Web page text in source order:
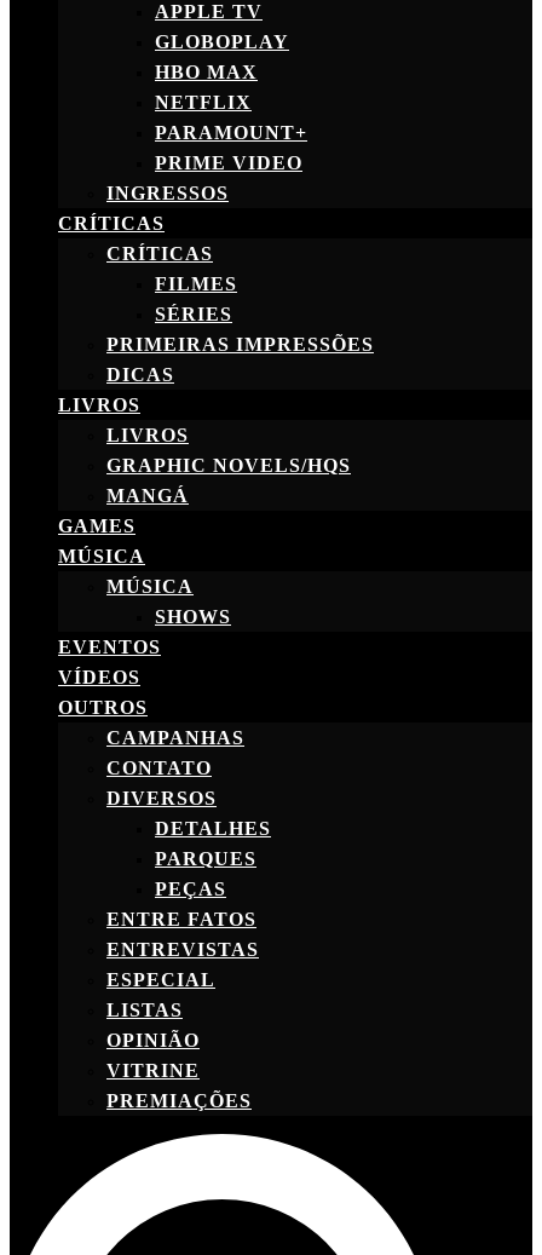
APPLE TV
GLOBOPLAY
HBO MAX
NETFLIX
PARAMOUNT+
PRIME VIDEO
INGRESSOS
CRÍTICAS
CRÍTICAS
FILMES
SÉRIES
PRIMEIRAS IMPRESSÕES
DICAS
LIVROS
LIVROS
GRAPHIC NOVELS/HQS
MANGÁ
GAMES
MÚSICA
MÚSICA
SHOWS
EVENTOS
VÍDEOS
OUTROS
CAMPANHAS
CONTATO
DIVERSOS
DETALHES
PARQUES
PEÇAS
ENTRE FATOS
ENTREVISTAS
ESPECIAL
LISTAS
OPINIÃO
VITRINE
PREMIAÇÕES